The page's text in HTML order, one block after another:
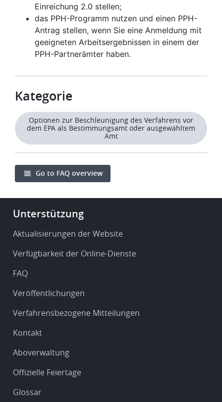
Einreichung 2.0 stellen;
das PPH-Programm nutzen und einen PPH-
Antrag stellen, wenn Sie eine Anmeldung mit
geeigneten Arbeitsergebnissen in einem der
PPH-Partnerämter haben.
Kategorie
Optionen zur Beschleunigung des Verfahrens vor
dem EPA als Bestimmungsamt oder ausgewähltem
Amt
Go to FAQ overview
Footer
Service
support
Unterstützung
Aktualisierungen der Website
Verfügbarkeit der Online-Dienste
FAQ
Veröffentlichungen
Verfahrensbezogene Mitteilungen
Kontakt
Aboverwaltung
Offizielle Feiertage
Glossar